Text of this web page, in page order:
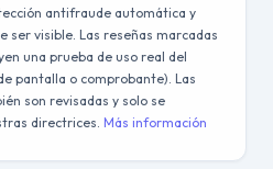
antifraude automática y
ser visible. Las reseñas marcadas
una prueba de uso real del
pantalla o comprobante). Las
son revisadas y solo se
directrices. Más información